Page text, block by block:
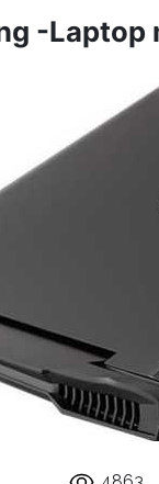
-Laptop